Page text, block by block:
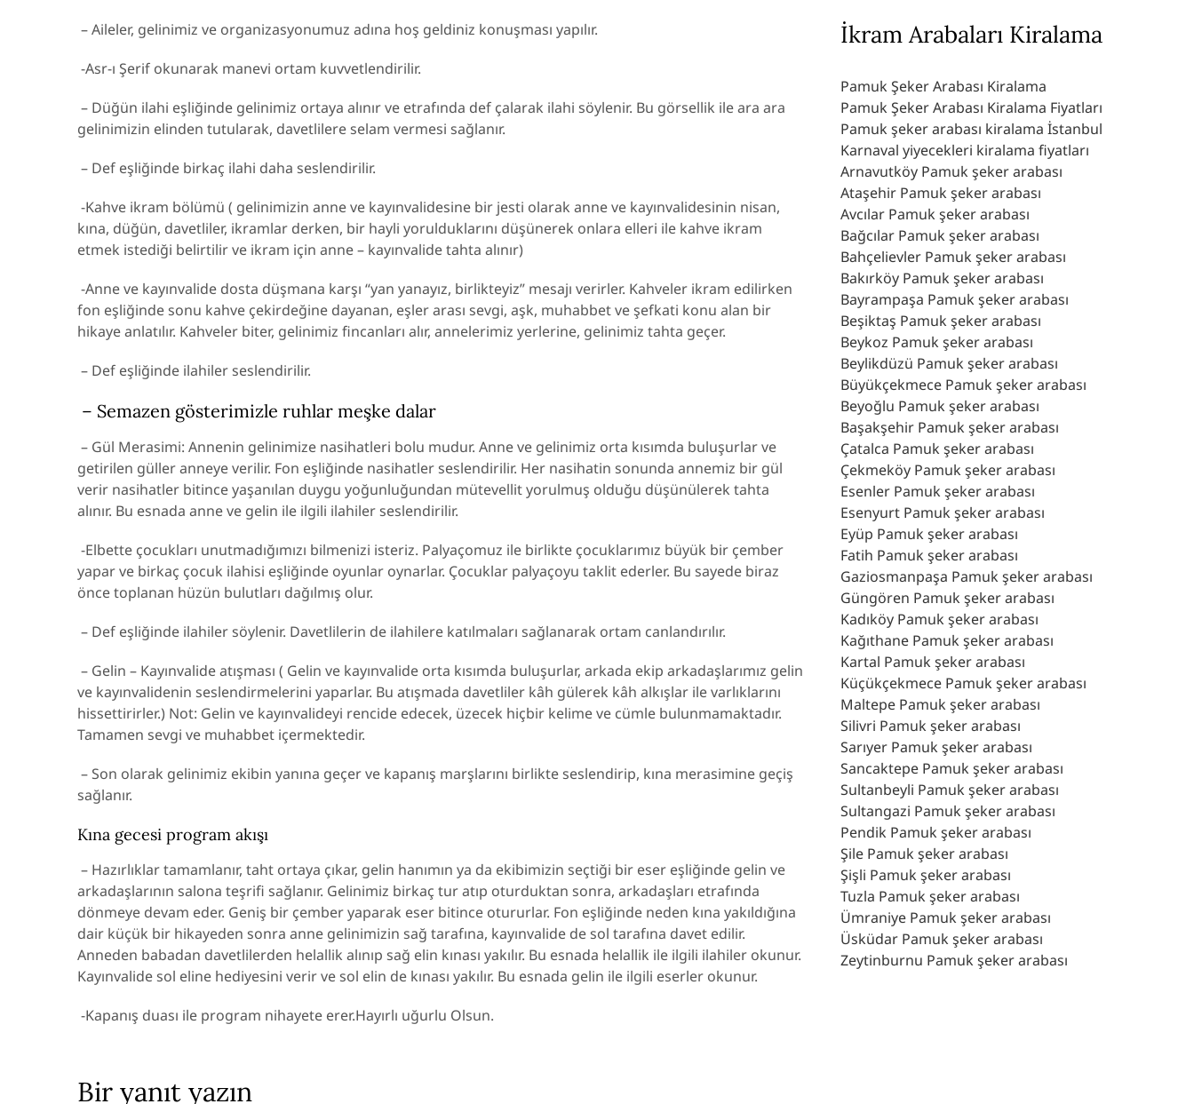
– Aileler, gelinimiz ve organizasyonumuz adına hoş geldiniz konuşması yapılır.
-Asr-ı Şerif okunarak manevi ortam kuvvetlendirilir.
– Düğün ilahi eşliğinde gelinimiz ortaya alınır ve etrafında def çalarak ilahi söylenir. Bu görsellik ile ara ara
gelinimizin elinden tutularak, davetlilere selam vermesi sağlanır.
– Def eşliğinde birkaç ilahi daha seslendirilir.
-Kahve ikram bölümü ( gelinimizin anne ve kayınvalidesine bir jesti olarak anne ve kayınvalidesinin nisan,
kına, düğün, davetliler, ikramlar derken, bir hayli yorulduklarını düşünerek onlara elleri ile kahve ikram
etmek istediği belirtilir ve ikram için anne – kayınvalide tahta alınır)
-Anne ve kayınvalide dosta düşmana karşı “yan yanayız, birlikteyiz” mesajı verirler. Kahveler ikram edilirken
fon eşliğinde sonu kahve çekirdeğine dayanan, eşler arası sevgi, aşk, muhabbet ve şefkati konu alan bir
hikaye anlatılır. Kahveler biter, gelinimiz fincanları alır, annelerimiz yerlerine, gelinimiz tahta geçer.
– Def eşliğinde ilahiler seslendirilir.
– Semazen gösterimizle ruhlar meşke dalar
– Gül Merasimi: Annenin gelinimize nasihatleri bolu mudur. Anne ve gelinimiz orta kısımda buluşurlar ve
getirilen güller anneye verilir. Fon eşliğinde nasihatler seslendirilir. Her nasihatin sonunda annemiz bir gül
verir nasihatler bitince yaşanılan duygu yoğunluğundan mütevellit yorulmuş olduğu düşünülerek tahta
alınır. Bu esnada anne ve gelin ile ilgili ilahiler seslendirilir.
-Elbette çocukları unutmadığımızı bilmenizi isteriz. Palyaçomuz ile birlikte çocuklarımız büyük bir çember
yapar ve birkaç çocuk ilahisi eşliğinde oyunlar oynarlar. Çocuklar palyaçoyu taklit ederler. Bu sayede biraz
önce toplanan hüzün bulutları dağılmış olur.
– Def eşliğinde ilahiler söylenir. Davetlilerin de ilahilere katılmaları sağlanarak ortam canlandırılır.
– Gelin – Kayınvalide atışması ( Gelin ve kayınvalide orta kısımda buluşurlar, arkada ekip arkadaşlarımız gelin
ve kayınvalidenin seslendirmelerini yaparlar. Bu atışmada davetliler kâh gülerek kâh alkışlar ile varlıklarını
hissettirirler.) Not: Gelin ve kayınvalideyi rencide edecek, üzecek hiçbir kelime ve cümle bulunmamaktadır.
Tamamen sevgi ve muhabbet içermektedir.
– Son olarak gelinimiz ekibin yanına geçer ve kapanış marşlarını birlikte seslendirip, kına merasimine geçiş
sağlanır.
Kına gecesi program akışı
– Hazırlıklar tamamlanır, taht ortaya çıkar, gelin hanımın ya da ekibimizin seçtiği bir eser eşliğinde gelin ve
arkadaşlarının salona teşrifi sağlanır. Gelinimiz birkaç tur atıp oturduktan sonra, arkadaşları etrafında
dönmeye devam eder. Geniş bir çember yaparak eser bitince otururlar. Fon eşliğinde neden kına yakıldığına
dair küçük bir hikayeden sonra anne gelinimizin sağ tarafına, kayınvalide de sol tarafına davet edilir.
Anneden babadan davetlilerden helallik alınıp sağ elin kınası yakılır. Bu esnada helallik ile ilgili ilahiler okunur.
Kayınvalide sol eline hediyesini verir ve sol elin de kınası yakılır. Bu esnada gelin ile ilgili eserler okunur.
-Kapanış duası ile program nihayete erer.Hayırlı uğurlu Olsun.
Bir yanıt yazın
İkram Arabaları Kiralama
Pamuk Şeker Arabası Kiralama
Pamuk Şeker Arabası Kiralama Fiyatları
Pamuk şeker arabası kiralama İstanbul
Karnaval yiyecekleri kiralama fiyatları
Arnavutköy Pamuk şeker arabası
Ataşehir Pamuk şeker arabası
Avcılar Pamuk şeker arabası
Bağcılar Pamuk şeker arabası
Bahçelievler Pamuk şeker arabası
Bakırköy Pamuk şeker arabası
Bayrampaşa Pamuk şeker arabası
Beşiktaş Pamuk şeker arabası
Beykoz Pamuk şeker arabası
Beylikdüzü Pamuk şeker arabası
Büyükçekmece Pamuk şeker arabası
Beyoğlu Pamuk şeker arabası
Başakşehir Pamuk şeker arabası
Çatalca Pamuk şeker arabası
Çekmeköy Pamuk şeker arabası
Esenler Pamuk şeker arabası
Esenyurt Pamuk şeker arabası
Eyüp Pamuk şeker arabası
Fatih Pamuk şeker arabası
Gaziosmanpaşa Pamuk şeker arabası
Güngören Pamuk şeker arabası
Kadıköy Pamuk şeker arabası
Kağıthane Pamuk şeker arabası
Kartal Pamuk şeker arabası
Küçükçekmece Pamuk şeker arabası
Maltepe Pamuk şeker arabası
Silivri Pamuk şeker arabası
Sarıyer Pamuk şeker arabası
Sancaktepe Pamuk şeker arabası
Sultanbeyli Pamuk şeker arabası
Sultangazi Pamuk şeker arabası
Pendik Pamuk şeker arabası
Şile Pamuk şeker arabası
Şişli Pamuk şeker arabası
Tuzla Pamuk şeker arabası
Ümraniye Pamuk şeker arabası
Üsküdar Pamuk şeker arabası
Zeytinburnu Pamuk şeker arabası